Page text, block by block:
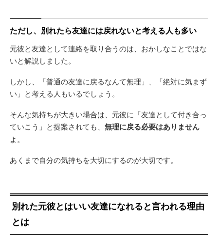
ただし、別れたら友達には戻れないと考える人も多い
元彼と友達として連絡を取り合うのは、おかしなことではな
いと解説しました。
しかし、「普通の友達に戻るなんて無理」、「絶対に気まず
い」と考える人もいるでしょう。
そんな気持ちが大きい場合は、元彼に「友達として付き合っ
ていこう」と提案されても、 無理に戻る必要はありません
よ。
あくまで自分の気持ちを大切にするのが大切です。
別れた元彼とはいい友達になれると言われる理由
とは